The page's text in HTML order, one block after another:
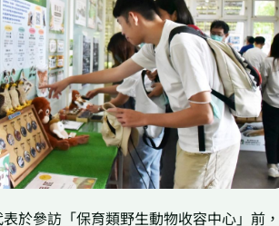
於參訪「保育類野生動物收容中心」前，